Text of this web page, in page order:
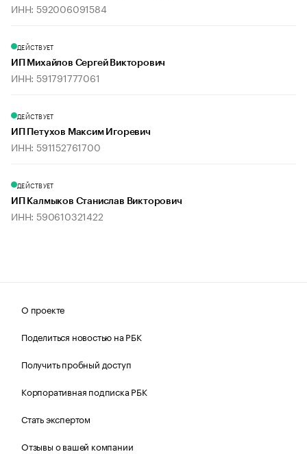
ИНН: 592006091584
ДЕЙСТВУЕТ
ИП Михайлов Сергей Викторович
ИНН: 591791777061
ДЕЙСТВУЕТ
ИП Петухов Максим Игоревич
ИНН: 591152761700
ДЕЙСТВУЕТ
ИП Калмыков Станислав Викторович
ИНН: 590610321422
О проекте
Поделиться новостью на РБК
Получить пробный доступ
Корпоративная подписка РБК
Стать экспертом
Отзывы о вашей компании